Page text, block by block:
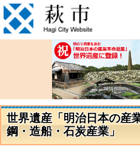
世界遺産「明治日本の
鋼・造船・石炭産業」